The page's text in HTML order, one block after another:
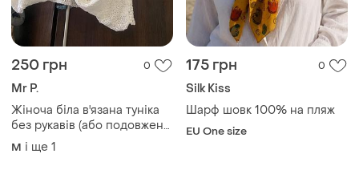
250 грн 0
Mr P.
Жіноча біла в'язана туніка
без рукавів (або подовжена
майка-сітка) з
асиметричним кроєм,
M і ще 1
175 грн 0
Silk Kiss
Шарф шовк 100% на пляж
EU One size